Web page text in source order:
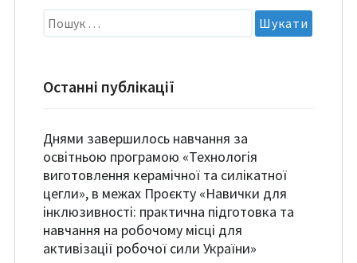
Останні публікації
Днями завершилось навчання за
освітньою програмою «Технологія
виготовлення керамічної та силікатної
цегли», в межах Проєкту «Навички для
інклюзивності: практична підготовка та
навчання на робочому місці для
активізації робочої сили України»